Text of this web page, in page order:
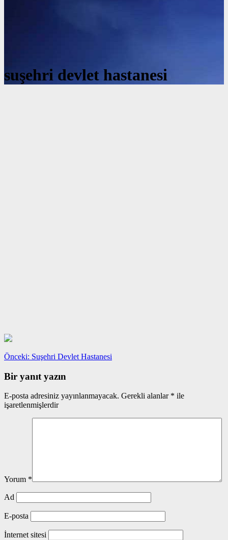
suşehri devlet hastanesi
Yazı
gezinmesi
Önceki: Önceki
Suşehri Devlet Hastanesi
Bir yanıt yazın
E-posta adresiniz yayınlanmayacak. Gerekli alanlar * ile
işaretlenmişlerdir
Yorum *
Ad
E-posta
İnternet sitesi